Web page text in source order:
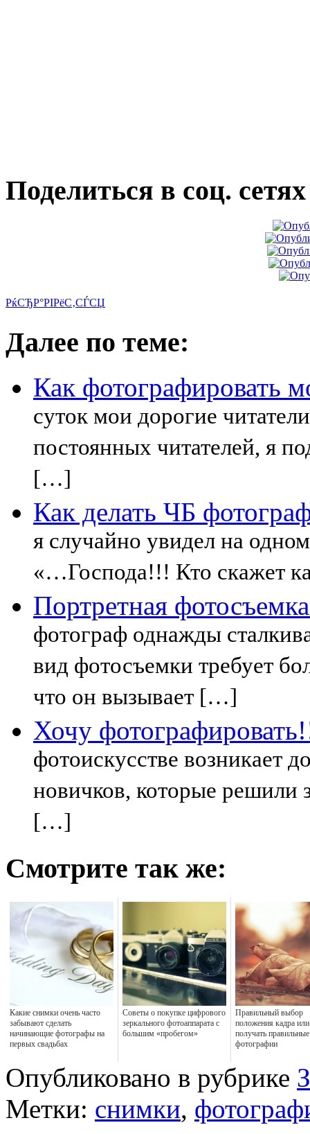
Поделиться в соц. сетях
РќСЂР°РІРёС‚СЃСЏ
Далее по теме:
Как фотографировать
суток мои дорогие
постоянных читателей, я
[…]
Как делать ЧБ
я случайно увидел на
«…Господа!!! Кто скажет
Портретная
фотограф однажды
вид фотосъемки требует
что он вызывает […]
Хочу
фотоискусстве возникает
новичков, которые решили
[…]
Смотрите так же:
Какие снимки очень часто
забывают сделать
начинающие фотографы на
первых свадьбах
Советы о покупке цифрового
зеркального фотоаппарата с
большим «пробегом»
Правильный выбор
положения кадра
получать правильные
фотографии
Опубликовано в рубрике
Метки: снимки,